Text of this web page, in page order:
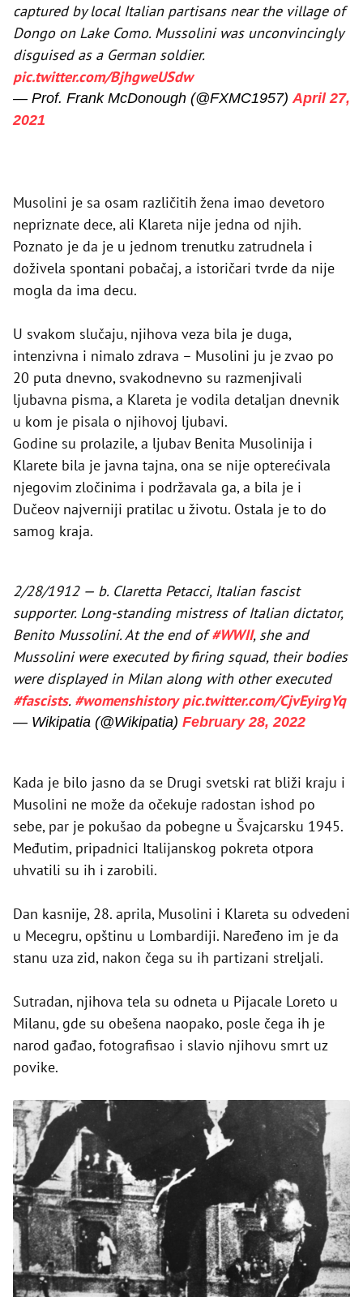
captured by local Italian partisans near the village of
Dongo on Lake Como. Mussolini was unconvincingly
disguised as a German soldier.
pic.twitter.com/BjhgweUSdw
— Prof. Frank McDonough (@FXMC1957)April 27,
2021
Musolini je sa osam različitih žena imao devetoro
nepriznate dece, ali Klareta nije jedna od njih.
Poznato je da je u jednom trenutku zatrudnela i
doživela spontani pobačaj, a istoričari tvrde da nije
mogla da ima decu.
U svakom slučaju, njihova veza bila je duga,
intenzivna i nimalo zdrava – Musolini ju je zvao po
20 puta dnevno, svakodnevno su razmenjivali
ljubavna pisma, a Klareta je vodila detaljan dnevnik
u kom je pisala o njihovoj ljubavi.
Godine su prolazile, a ljubav Benita Musolinija i
Klarete bila je javna tajna, ona se nije opterećivala
njegovim zločinima i podržavala ga, a bila je i
Dučeov najverniji pratilac u životu. Ostala je to do
samog kraja.
2/28/1912 — b. Claretta Petacci, Italian fascist
supporter. Long-standing mistress of Italian dictator,
Benito Mussolini. At the end of#WWII, she and
Mussolini were executed by firing squad, their bodies
were displayed in Milan along with other executed
#fascists. #womenshistory pic.twitter.com/CjvEyirgYq
— Wikipatia (@Wikipatia) February 28, 2022
Kada je bilo jasno da se Drugi svetski rat bliži kraju i
Musolini ne može da očekuje radostan ishod po
sebe, par je pokušao da pobegne u Švajcarsku 1945.
Međutim, pripadnici Italijanskog pokreta otpora
uhvatili su ih i zarobili.
Dan kasnije, 28. aprila, Musolini i Klareta su odvedeni
u Mecegru, opštinu u Lombardiji. Naređeno im je da
stanu uza zid, nakon čega su ih partizani streljali.
Sutradan, njihova tela su odneta u Pijacale Loreto u
Milanu, gde su obešena naopako, posle čega ih je
narod gađao, fotografisao i slavio njihovu smrt uz
povike.